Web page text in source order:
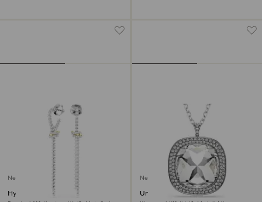
Neu
Hyperbola Drop-Ohrhänger
Neu
Una Angelic Anhänger und